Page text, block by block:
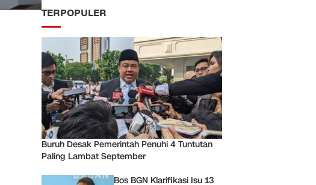
TERPOPULER
Buruh Desak Pemerintah Penuhi 4 Tuntutan
Paling Lambat September
Bos BGN Klarifikasi Isu 13